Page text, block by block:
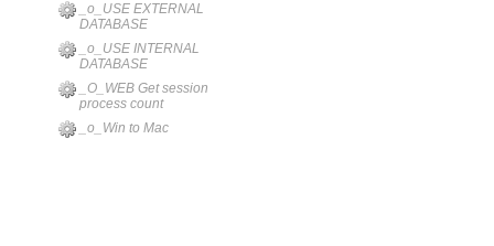
_o_USE EXTERNAL
DATABASE
_o_USE INTERNAL
DATABASE
_O_WEB Get session
process count
_o_Win to Mac